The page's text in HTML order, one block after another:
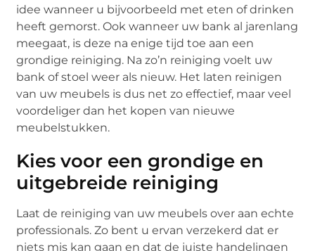
idee wanneer u bijvoorbeeld met eten of drinken
heeft gemorst. Ook wanneer uw bank al jarenlang
meegaat, is deze na enige tijd toe aan een
grondige reiniging. Na zo’n reiniging voelt uw
bank of stoel weer als nieuw. Het laten reinigen
van uw meubels is dus net zo effectief, maar veel
voordeliger dan het kopen van nieuwe
meubelstukken.
Kies voor een grondige en
uitgebreide reiniging
Laat de reiniging van uw meubels over aan echte
professionals. Zo bent u ervan verzekerd dat er
niets mis kan gaan en dat de juiste handelingen